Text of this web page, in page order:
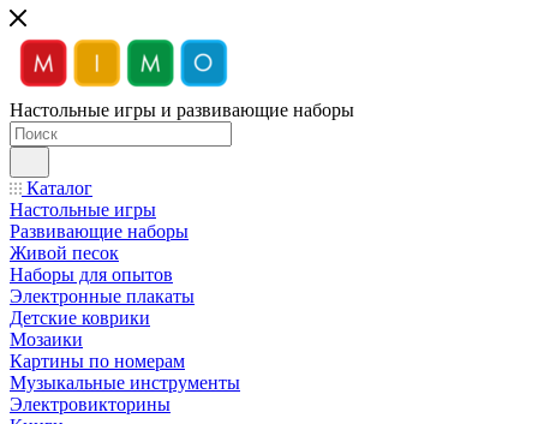
Настольные игры и развивающие наборы
Каталог
Настольные игры
Развивающие наборы
Живой песок
Наборы для опытов
Электронные плакаты
Детские коврики
Мозаики
Картины по номерам
Музыкальные инструменты
Электровикторины